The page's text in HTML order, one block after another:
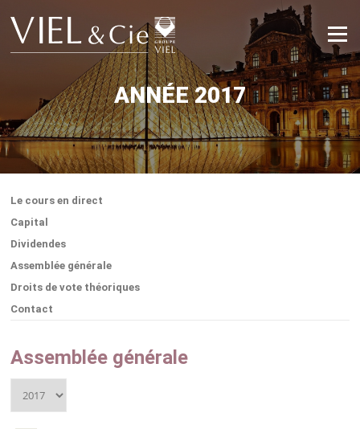
contenu
Menu
ANNÉE 2017
Assemblée générale
Le cours en direct
Capital
Dividendes
Assemblée générale
Droits de vote théoriques
Contact